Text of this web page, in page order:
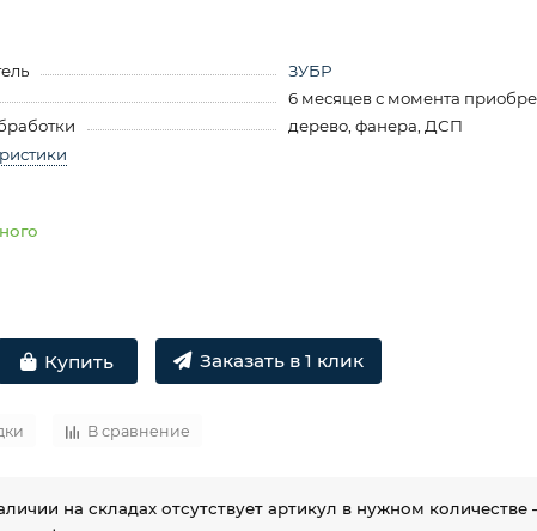
ЗУБР
6 месяцев с момента
дерево, фанера, ДСП
Купить Заказать в 1 клик
В сравнение
на складах отсутствует артикул в нужном